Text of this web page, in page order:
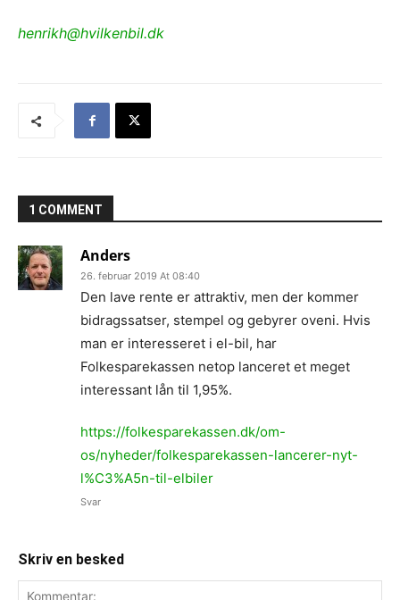
henrikh@hvilkenbil.dk
1 COMMENT
Anders
26. februar 2019 At 08:40
Den lave rente er attraktiv, men der kommer
bidragssatser, stempel og gebyrer oveni. Hvis
man er interesseret i el-bil, har
Folkesparekassen netop lanceret et meget
interessant lån til 1,95%.
https://folkesparekassen.dk/om-
os/nyheder/folkesparekassen-lancerer-nyt-
l%C3%A5n-til-elbiler
Svar
Skriv en besked